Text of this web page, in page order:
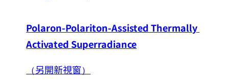
Polaron-Polariton-Assisted Thermally
Activated Superradiance
（另開新視窗）